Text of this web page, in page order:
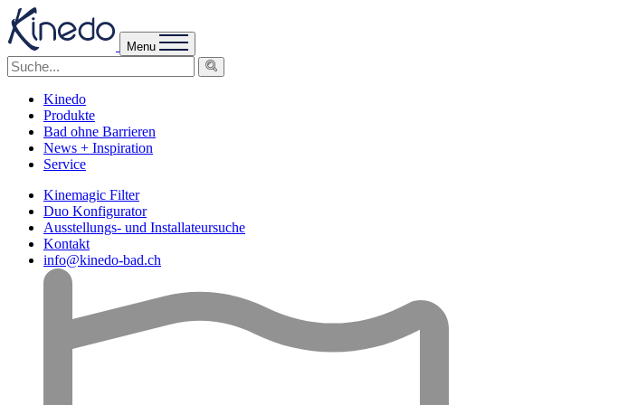
Menu
Kinedo
Produkte
Bad ohne Barrieren
News + Inspiration
Service
Kinemagic Filter
Duo Konfigurator
Ausstellungs- und Installateursuche
Kontakt
info@kinedo-bad.ch